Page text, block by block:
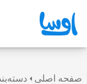
صفحه اصلی